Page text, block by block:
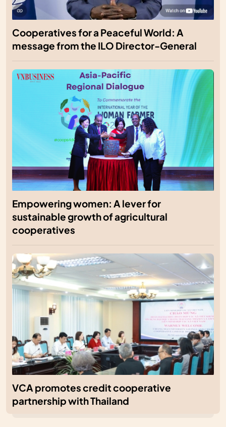
Cooperatives for a Peaceful World: A
message from the ILO Director-General
Empowering women: A lever for
sustainable growth of agricultural
cooperatives
VCA promotes credit cooperative
partnership with Thailand